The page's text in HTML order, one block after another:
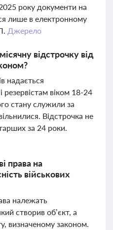
року документи на
лише в електронному
Джерело
відстрочку від
надається
резервістам віком 18-24
стану служили за
Відстрочка не
за 24 роки.
права на
військових
належать
створив об’єкт, а
визначеному законом.